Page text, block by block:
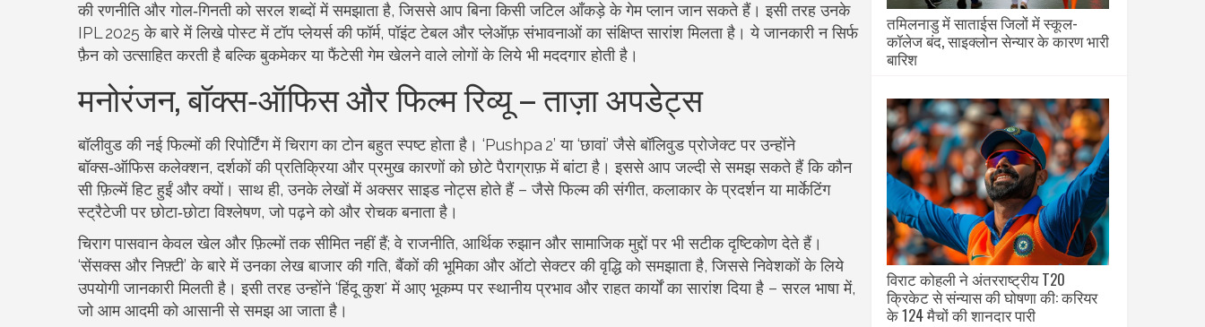
की रणनीति और गोल‑गिनती को सरल शब्दों में समझाता है, जिससे आप बिना किसी जटिल आँकड़े के गेम प्लान जान सकते हैं। इसी तरह उनके
IPL 2025 के बारे में लिखे पोस्ट में टॉप प्लेयर्स की फॉर्म, पॉइंट टेबल और प्लेऑफ़ संभावनाओं का संक्षिप्त सारांश मिलता है। ये जानकारी न सिर्फ
फ़ैन को उत्साहित करती है बल्कि बुकमेकर या फैंटेसी गेम खेलने वाले लोगों के लिये भी मददगार होती है।
मनोरंजन, बॉक्स‑ऑफिस और फिल्म रिव्यू – ताज़ा अपडेट्स
बॉलीवुड की नई फिल्मों की रिपोर्टिंग में चिराग का टोन बहुत स्पष्ट होता है। ‘Pushpa 2’ या ‘छावां’ जैसे बॉलिवुड प्रोजेक्ट पर उन्होंने
बॉक्स‑ऑफिस कलेक्शन, दर्शकों की प्रतिक्रिया और प्रमुख कारणों को छोटे पैराग्राफ़ में बांटा है। इससे आप जल्दी से समझ सकते हैं कि कौन
सी फ़िल्में हिट हुईं और क्यों। साथ ही, उनके लेखों में अक्सर साइड नोट्स होते हैं – जैसे फिल्म की संगीत, कलाकार के प्रदर्शन या मार्केटिंग
स्ट्रैटेजी पर छोटा‑छोटा विश्लेषण, जो पढ़ने को और रोचक बनाता है।
चिराग पासवान केवल खेल और फ़िल्मों तक सीमित नहीं हैं; वे राजनीति, आर्थिक रुझान और सामाजिक मुद्दों पर भी सटीक दृष्टिकोण देते हैं।
‘सेंसक्स और निफ़्टी’ के बारे में उनका लेख बाजार की गति, बैंकों की भूमिका और ऑटो सेक्टर की वृद्धि को समझाता है, जिससे निवेशकों के लिये
उपयोगी जानकारी मिलती है। इसी तरह उन्होंने 'हिंदू कुश' में आए भूकम्प पर स्थानीय प्रभाव और राहत कार्यों का सारांश दिया है – सरल भाषा में,
जो आम आदमी को आसानी से समझ आ जाता है।
तमिलनाडु में साताईस जिलों में स्कूल-
कॉलेज बंद, साइक्लोन सेन्यार के कारण भारी
बारिश
विराट कोहली ने अंतरराष्ट्रीय T20
क्रिकेट से संन्यास की घोषणा की: करियर
के 124 मैचों की शानदार पारी